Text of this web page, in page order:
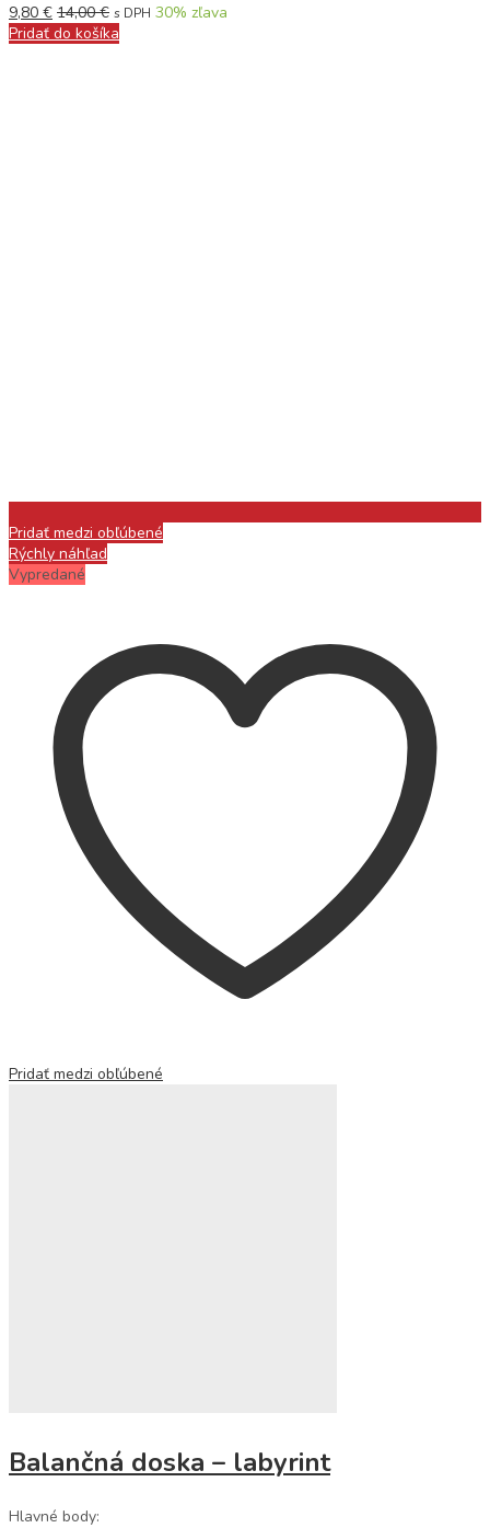
9,80 € 14,00€ s DPH 30% zľava
Pridať do košíka
Pridať medzi obľúbené
Rýchly náhľad
Vypredané
Pridať medzi obľúbené
Balančná doska – labyrint
Hlavné body: